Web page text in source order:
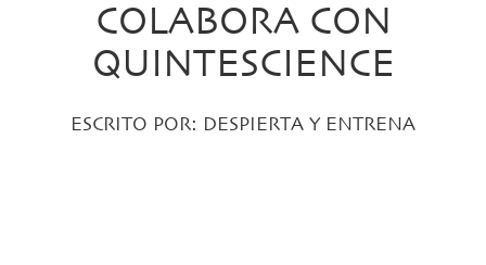
COLABORA CON
QUINTESCIENCE
ESCRITO POR: DESPIERTA Y ENTRENA